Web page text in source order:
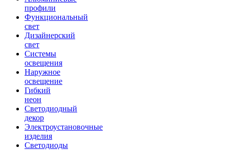
профили
Функциональный
свет
Дизайнерский
свет
Системы
освещения
Наружное
освещение
Гибкий
неон
Светодиодный
декор
Электроустановочные
изделия
Светодиоды